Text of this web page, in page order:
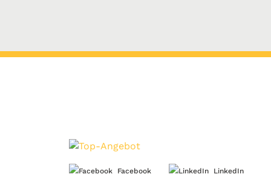
Facebook LinkedIn